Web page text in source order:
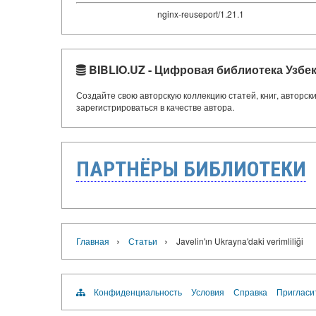
nginx-reuseport/1.21.1
BIBLIO.UZ - Цифровая библиотека
Создайте свою авторскую коллекцию статей, книг,
зарегистрироваться в качестве автора.
ПАРТНЁРЫ БИБЛИОТЕКИ
Главная › Статьи › Javelin'ın Ukrayna'daki verimliliği
Конфиденциальность Условия Справка